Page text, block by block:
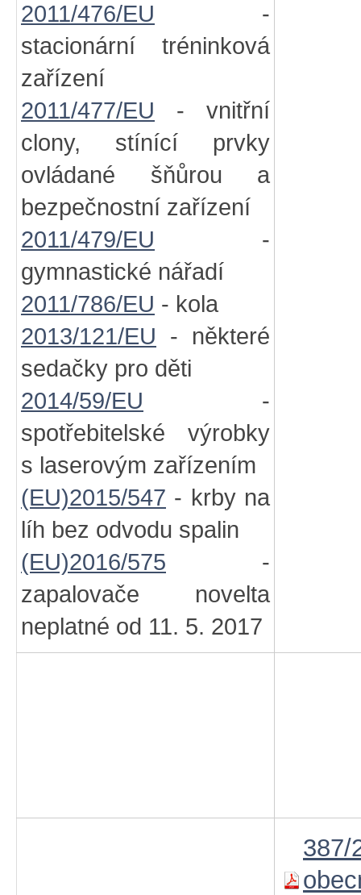
2011/476/EU -
stacionární tréninková
zařízení
2011/477/EU - vnitřní
clony, stínící prvky
ovládané šňůrou a
bezpečnostní zařízení
2011/479/EU -
gymnastické nářadí
2011/786/EU - kola
2013/121/EU - některé
sedačky pro děti
2014/59/EU -
spotřebitelské výrobky
s laserovým zařízením
(EU)2015/547 - krby na
líh bez odvodu spalin
(EU)2016/575 -
zapalovače novelta
neplatné od 11. 5. 2017
387/